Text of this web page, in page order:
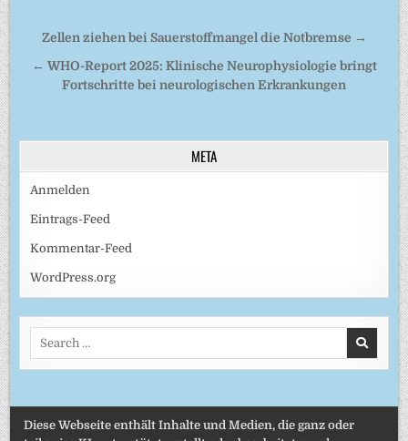
Beitragsnavigation
Zellen ziehen bei Sauerstoffmangel die Notbremse →
← WHO-Report 2025: Klinische Neurophysiologie bringt
Fortschritte bei neurologischen Erkrankungen
META
Anmelden
Eintrags-Feed
Kommentar-Feed
WordPress.org
Search
Diese Webseite enthält Inhalte und Medien, die ganz oder